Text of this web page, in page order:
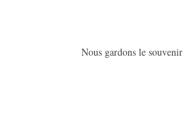
Nous gardons le